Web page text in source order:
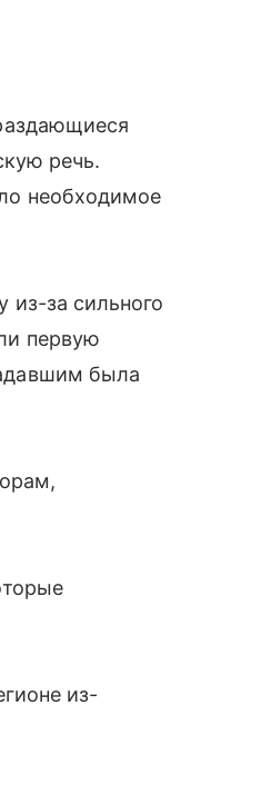
речь.
необходимое
из-за сильного
первую
была
из-